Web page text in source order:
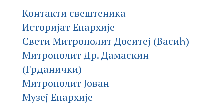
Контакти свештеника
Историјат Епархије
Свети Митрополит Доситеј (Васић)
Митрополит Др. Дамаскин
(Грданички)
Митрополит Јован
Музеј Епархије